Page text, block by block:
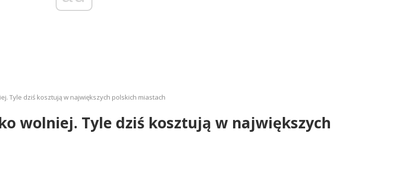
Tyle dziś kosztują w największych polskich miastach
wolniej. Tyle dziś kosztują w największych